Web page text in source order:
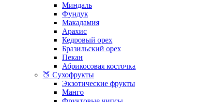
Миндаль
Фундук
Макадамия
Арахис
Кедровый орех
Бразильский орех
Пекан
Абрикосовая косточка
🍑 Сухофрукты
Экзотические фрукты
Манго